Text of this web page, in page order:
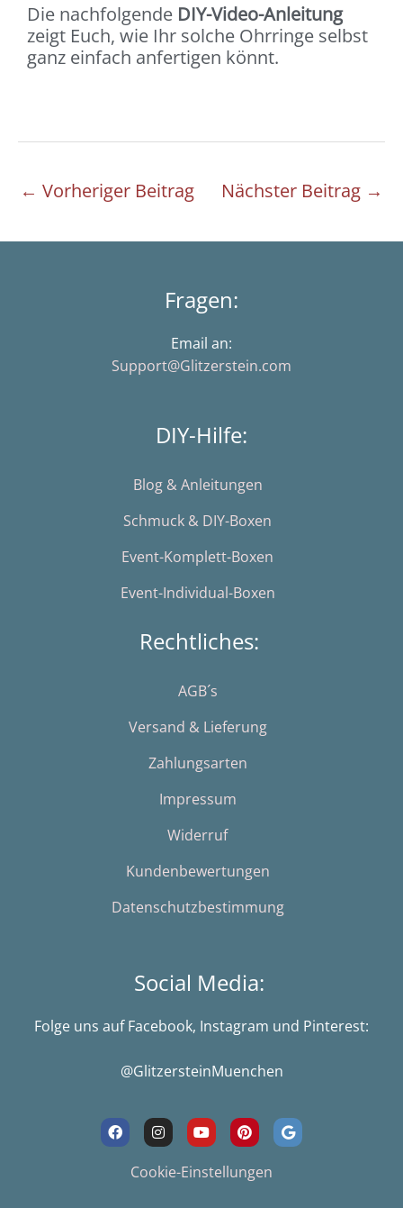
Die nachfolgende DIY-Video-Anleitung
zeigt Euch, wie Ihr solche Ohrringe selbst
ganz einfach anfertigen könnt.
← Vorheriger Beitrag Nächster Beitrag →
Fragen:
Email an:
Support@Glitzerstein.com
DIY-Hilfe:
Blog & Anleitungen
Schmuck & DIY-Boxen
Event-Komplett-Boxen
Event-Individual-Boxen
Rechtliches:
AGB´s
Versand & Lieferung
Zahlungsarten
Impressum
Widerruf
Kundenbewertungen
Datenschutzbestimmung
Social Media:
Folge uns auf Facebook, Instagram und Pinterest:
@GlitzersteinMuenchen
F
a
c
I
n
s
t
a
Y
o
u
t
u
P
i
n
t
e
G
o
o
Cookie-Einstellungen